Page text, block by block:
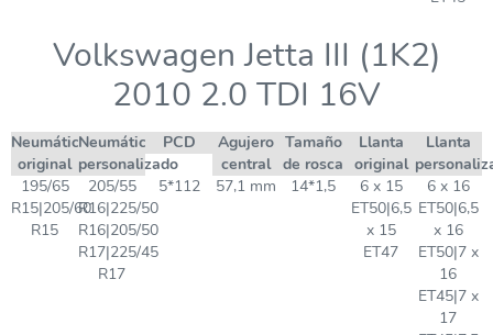
Volkswagen Jetta III (1K2)
2010 2.0 TDI 16V
Neumático
original
Neumático
personalizado
PCD
Agujero
central
Tamaño
de rosca
Llanta
original
Llanta
195/65
R15|205/60
R15
205/55
R16|225/50
R16|205/50
R17|225/45
R17
5*112 57,1 mm 14*1,5
6 x 15
ET50|6,5
x 15
ET47
6 x 16
ET50|6,5
x 16
ET50|7 x
16
ET45|7 x
17